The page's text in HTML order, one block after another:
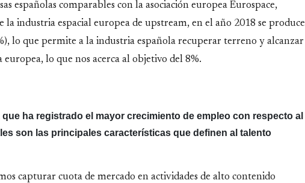
españolas comparables con la asociación europea Eurospace,
la industria espacial europea de upstream, en el año 2018 se produce
lo que permite a la industria española recuperar terreno y alcanzar
lo que nos acerca al objetivo del 8%.
ha registrado el mayor crecimiento de empleo con respecto al
son las principales características que definen al talento
capturar cuota de mercado en actividades de alto contenido